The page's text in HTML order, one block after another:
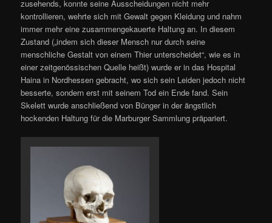
zusehends, konnte seine Ausscheidungen nicht mehr
kontrollieren, wehrte sich mit Gewalt gegen Kleidung und nahm
immer mehr eine zusammengekauerte Haltung an. In diesem
Zustand („indem sich dieser Mensch nur durch seine
menschliche Gestalt von einem Thier unterscheidet“, wie es in
einer zeitgenössischen Quelle heißt) wurde er in das Hospital
Haina in Nordhessen gebracht, wo sich sein Leiden jedoch nicht
besserte, sondern erst mit seinem Tod ein Ende fand. Sein
Skelett wurde anschließend von Bünger in der ängstlich
hockenden Haltung für die Marburger Sammlung präpariert.